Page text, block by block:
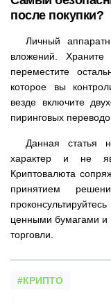
после покупки?
Личный
вложений. Храните
переместите
которое вы
везде включите
пиринговых
Данная статья
характер и не
Криптовалюта
принятием
ценными бумагами и
торговли.
#КРИПТО